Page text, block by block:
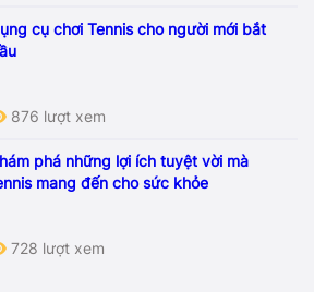
cụ chơi Tennis cho người mới bắt
876 lượt xem
phá những lợi ích tuyệt vời mà
mang đến cho sức khỏe
728 lượt xem